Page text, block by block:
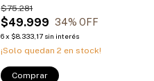
$49.999
$75.281
34% OFF
6x $8.333,17 sin interés
¡Solo quedan2 en stock!
Comprar